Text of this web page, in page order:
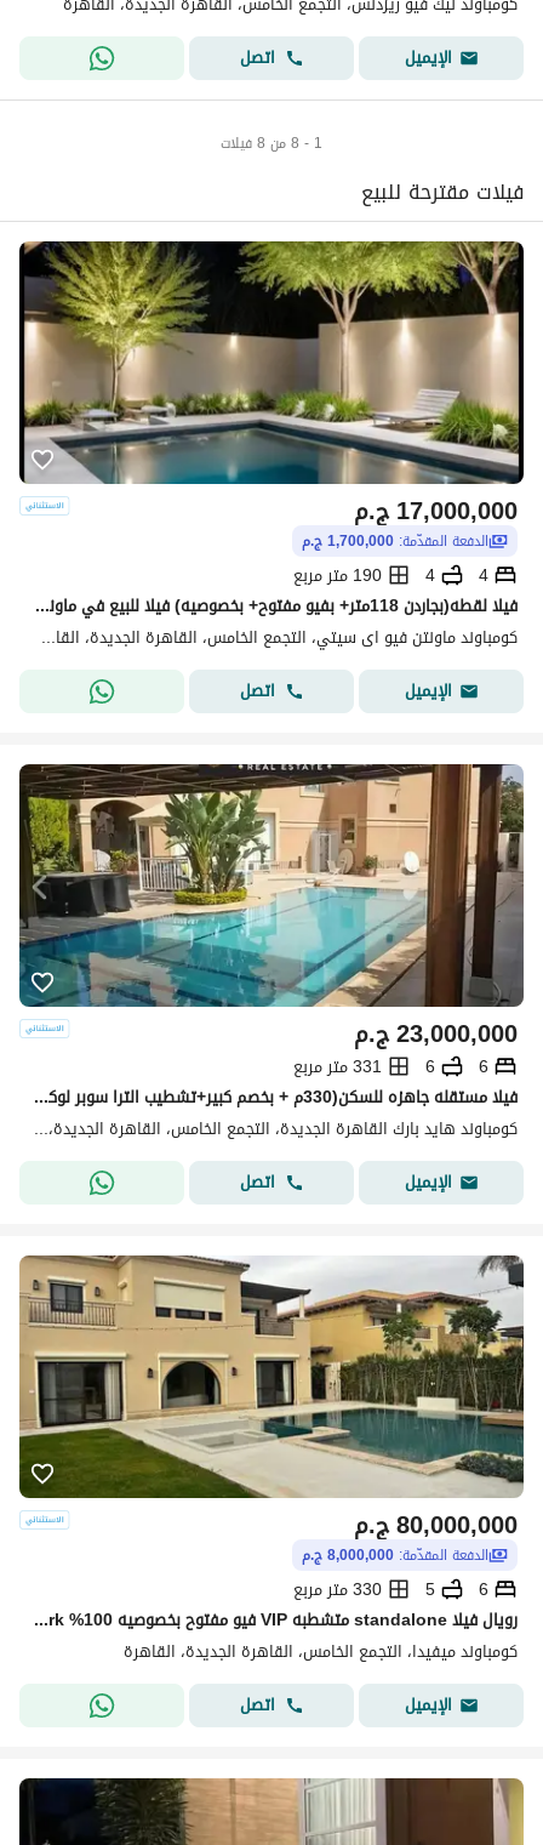
الإيميل
اتصل
1 - 8 من 8 فيلات
فيلات مقترحة للبيع
ج.م17,000,000
الدفعة المقدّمة: 1,700,000 ج.م
4
4
190 متر مربع
فيلا لقطه(بجاردن 118متر+ بفيو مفتوح+ بخصوصيه) فيلا للبيع في ماونتن فيوMountain View creek New Cairo بالقرب من Mivida وHyde Park وPalm Hills New Cairo
كومباوند ماونتن فيو اى سيتي، التجمع الخامس، القاهرة الجديدة، القاهرة
الإيميل
اتصل
ج.م23,000,000
6
6
331 متر مربع
فيلا مستقله جاهزه للسكن(330م + بخصم كبير+تشطيب الترا سوبر لوكس)فيلا للبيع في هايد بارك التجمع الخامس القاهره الجديده Hyde park بجوارMivida&ماونتن فيو
كومباوند هايد بارك القاهرة الجديدة، التجمع الخامس، القاهرة الجديدة، القاهرة
الإيميل
اتصل
ج.م80,000,000
الدفعة المقدّمة: 8,000,000 ج.م
6
5
330 متر مربع
رويال فيلا standalone متشطبه VIP فيو مفتوح بخصوصيه 100% hyde park بجوار mivida & mountain view & palm hills
كومباوند ميفيدا، التجمع الخامس، القاهرة الجديدة، القاهرة
الإيميل
اتصل